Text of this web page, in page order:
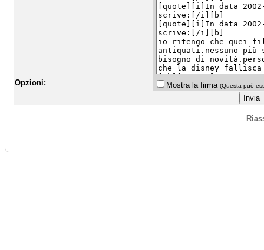
Opzioni: Mostra la firma (Questa può